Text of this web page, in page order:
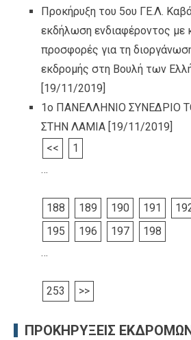
Προκήρυξη του 5ου ΓΕ.Λ.
εκδήλωση ενδιαφέροντος με
προσφορές για τη
εκδρομής στη Βουλή των
[19/11/2019]
1ο ΠΑΝΕΛΛΗΝΙΟ ΣΥΝΕΔΡΙΟ
ΣΤΗΝ ΛΑΜΙΑ [19/11/2019]
<<
1
…
188 189 190 191
195
196 197
198
…
253 >>
ΠΡΟΚΗΡΥΞΕΙΣ